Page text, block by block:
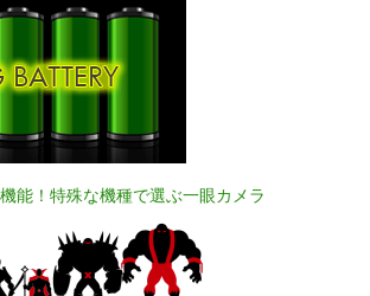
能！特殊な機種で選ぶ一眼カメラ